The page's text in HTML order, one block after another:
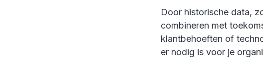
Door historische data,
combineren met
klantbehoeften of
er nodig is voor je